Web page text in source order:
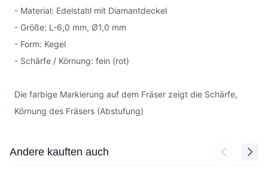
- Material: Edelstahl mit Diamantdeckel
- Größe: L-6,0 mm, Ø1,0 mm
- Form: Kegel
- Schärfe / Körnung: fein (rot)
Die farbige Markierung auf dem Fräser zeigt die Schärfe,
Körnung des Fräsers (Abstufung)
Press to skip carousel
Andere kauften auch